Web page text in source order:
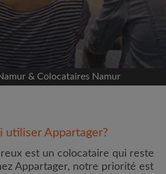
jamais sur votre page sans
votre accord
OU
(€) & Colocataires Namur
utiliser Appartager?
est un colocataire qui reste
Appartager, notre priorité est